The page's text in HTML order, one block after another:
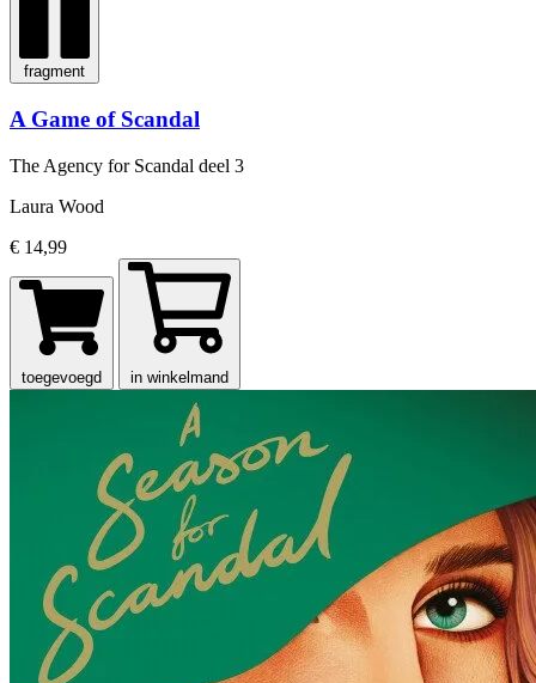
fragment
A Game of Scandal
The Agency for Scandal deel 3
Laura Wood
€ 14,99
toegevoegd in winkelmand